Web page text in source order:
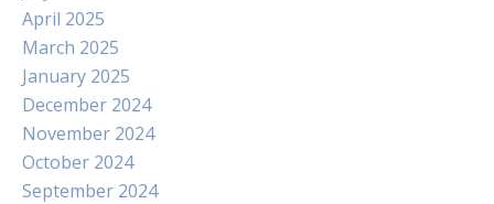
April 2025
March 2025
January 2025
December 2024
November 2024
October 2024
September 2024